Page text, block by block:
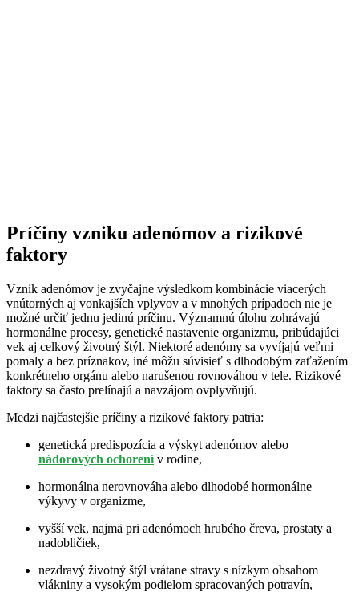
Príčiny vzniku adenómov a rizikové
faktory
Vznik adenómov je zvyčajne výsledkom kombinácie viacerých
vnútorných aj vonkajších vplyvov a v mnohých prípadoch nie je
možné určiť jednu jedinú príčinu. Významnú úlohu zohrávajú
hormonálne procesy, genetické nastavenie organizmu, pribúdajúci
vek aj celkový životný štýl. Niektoré adenómy sa vyvíjajú veľmi
pomaly a bez príznakov, iné môžu súvisieť s dlhodobým zaťažením
konkrétneho orgánu alebo narušenou rovnováhou v tele. Rizikové
faktory sa často prelínajú a navzájom ovplyvňujú.
Medzi najčastejšie príčiny a rizikové faktory patria:
genetická predispozícia a výskyt adenómov alebo
nádorových ochorenív rodine,
hormonálna nerovnováha alebo dlhodobé hormonálne
výkyvy v organizme,
vyšší vek, najmä pri adenómoch hrubého čreva, prostaty a
nadobličiek,
nezdravý životný štýl vrátane stravy s nízkym obsahom
vlákniny a vysokým podielom spracovaných potravín,